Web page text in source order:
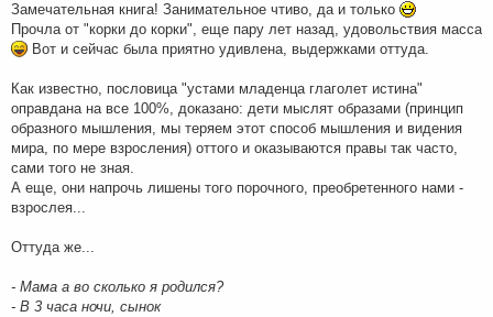
и
е
Замечательная книга! Занимательное чтиво, да и только
Прочла от "корки до корки", еще пару лет назад, удовольствия масса
Вот и сейчас была приятно удивлена, выдержками оттуда.
Как известно, пословица "устами младенца глаголет истина"
оправдана на все 100%, доказано: дети мыслят образами (принцип
образного мышления, мы теряем этот способ мышления и видения
мира, по мере взросления) оттого и оказываются правы так часто,
сами того не зная.
А еще, они напрочь лишены того порочного, преобретенного нами -
взрослея...
Оттуда же...
- Мама а во сколько я родился?
- В 3 часа ночи, сынок